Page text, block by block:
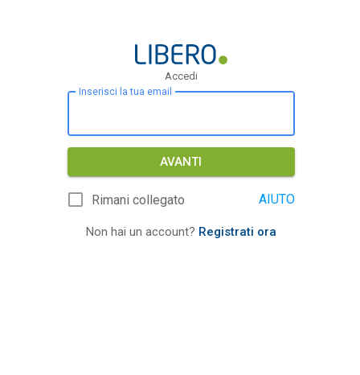
Accedi
Inserisci la tua email
AVANTI
Rimani collegato AIUTO
Non hai un account? Registrati ora